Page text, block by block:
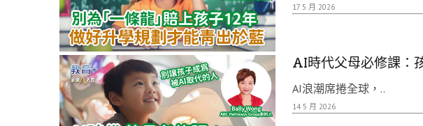
17 5 月 2026
AI時代父母必修課：
AI浪潮席捲全球，..
14 5 月 2026